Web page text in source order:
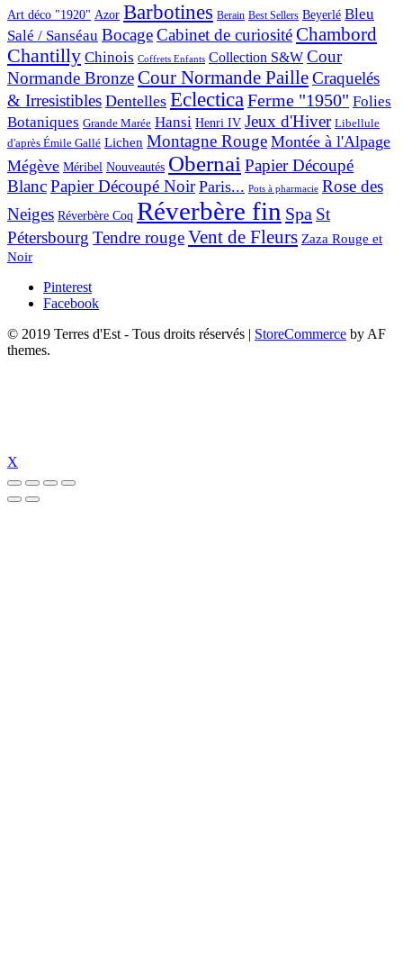
Art déco "1920" Azor Barbotines Berain Best Sellers Beyerlé Bleu
Salé / Sanséau BocageCabinet de curiositéChambord
Chantilly Chinois Coffrets Enfants Collection S&W Cour
Normande BronzeCour Normande PailleCraquelés
& Irresistibles Dentelles EclecticaFerme "1950" Folies
Botaniques Grande Marée Hansi Henri IV Jeux d'Hiver Libellule
d'après Émile Gallé Lichen Montagne Rouge Montée à l'Alpage
Mégève Méribel Nouveautés ObernaiPapier Découpé
BlancPapier Découpé Noir Paris... Pots à pharmacie Rose des
Neiges Réverbère Coq Réverbère fin Spa St
Pétersbourg Tendre rougeVent de Fleurs Zaza Rouge et
Noir
Pinterest
Facebook
© 2019 Terres d'Est - Tous droits réservés
StoreCommerce by AF
themes.
X